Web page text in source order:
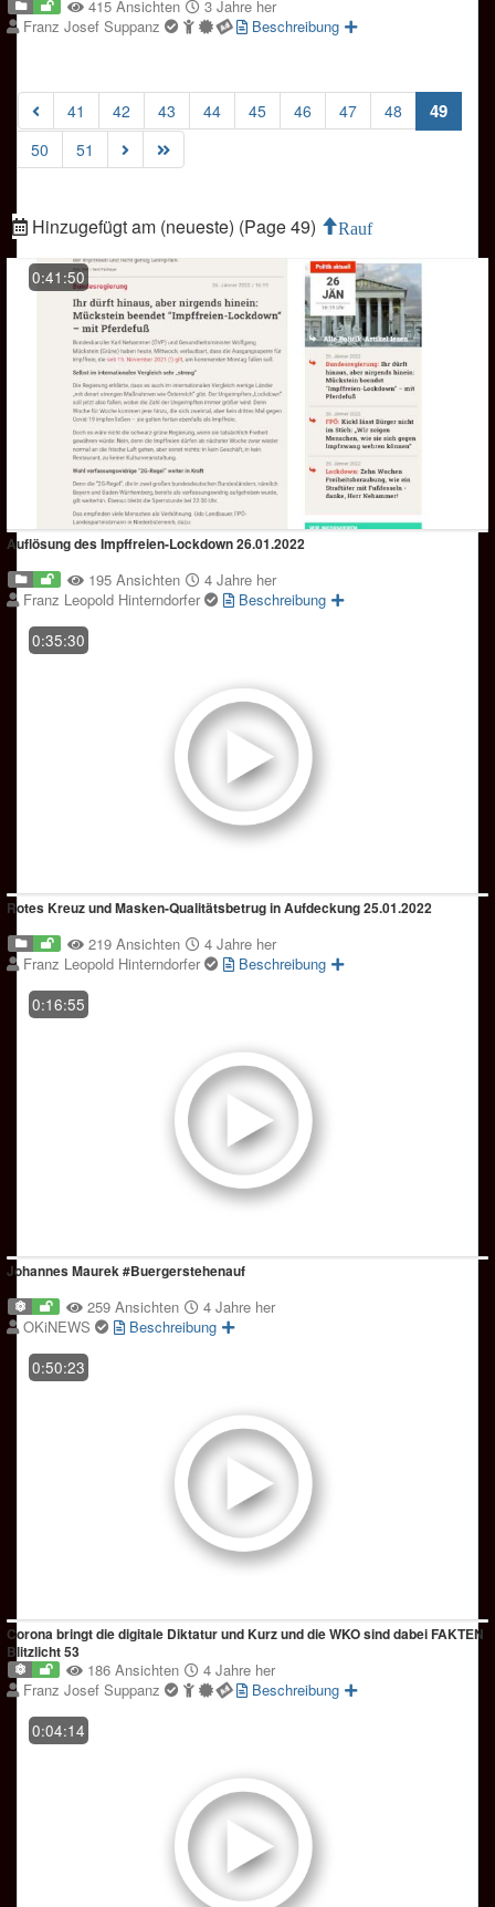
415 Ansichten
3 Jahre her
Franz Josef Suppanz
Beschreibung
41 42 43 44 45 46 47 48 49
50 51
Hinzugefügt am (neueste) (Page 49) Rauf
0:41:50
Auflösung des Impffreien-Lockdown 26.01.2022
195 Ansichten
4 Jahre her
Franz Leopold Hinterndorfer
Beschreibung
0:35:30
Rotes Kreuz und Masken-Qualitätsbetrug in Aufdeckung 25.01.2022
219 Ansichten
4 Jahre her
Franz Leopold Hinterndorfer
Beschreibung
0:16:55
Johannes Maurek #Buergerstehenauf
259 Ansichten
4 Jahre her
OKiNEWS
Beschreibung
0:50:23
Corona bringt die digitale Diktatur und Kurz und die WKO sind dabei FAKTEN
Blitzlicht 53
186 Ansichten
4 Jahre her
Franz Josef Suppanz
Beschreibung
0:04:14